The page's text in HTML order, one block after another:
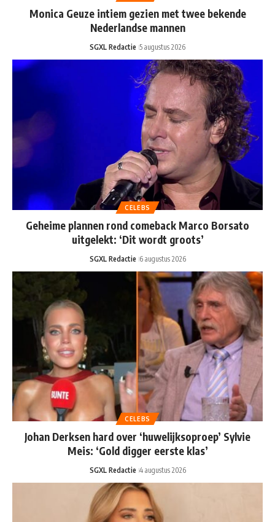
Monica Geuze intiem gezien met twee bekende
Nederlandse mannen
SGXL Redactie 5 augustus 2026
CELEBS
Geheime plannen rond comeback Marco Borsato
uitgelekt: ‘Dit wordt groots’
SGXL Redactie 6 augustus 2026
CELEBS
Johan Derksen hard over ‘huwelijksoproep’ Sylvie
Meis: ‘Gold digger eerste klas’
SGXL Redactie 4 augustus 2026